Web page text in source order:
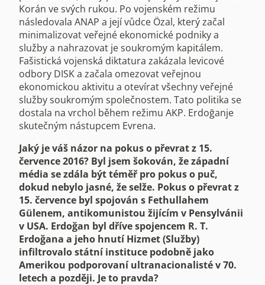
Korán ve svých rukou. Po vojenském režimu
následovala ANAP a její vůdce Özal, který začal
minimalizovat veřejné ekonomické podniky a
služby a nahrazovat je soukromým kapitálem.
Fašistická vojenská diktatura zakázala levicové
odbory DISK a začala omezovat veřejnou
ekonomickou aktivitu a otevírat všechny veřejné
služby soukromým společnostem. Tato politika se
dostala na vrchol během režimu AKP. Erdoğanje
skutečným nástupcem Evrena.
Jaký je váš názor na pokus o převrat z 15.
července 2016? Byl jsem šokován, že západní
média se zdála být téměř pro pokus o puč,
dokud nebylo jasné, že selže. Pokus o převrat z
15. července byl spojován s Fethullahem
Gülenem, antikomunistou žijícím v Pensylvánii
v USA. Erdoğan byl dříve spojencem R. T.
Erdoğana a jeho hnutí Hizmet (Služby)
infiltrovalo státní instituce podobně jako
Amerikou podporovaní ultranacionalisté v 70.
letech a později. Je to pravda?